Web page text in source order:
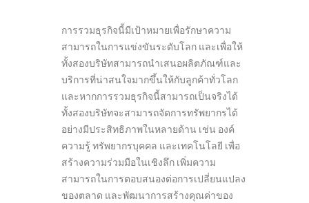
การรวมธุรกิจนี้มีเป้าหมายเพื่อรักษาความ
สามารถในการแข่งขันระดับโลก และเพื่อให้
ทั้งสองบริษัทสามารถนำเสนอผลิตภัณฑ์และ
บริการที่น่าสนใจมากขึ้นให้กับลูกค้าทั่วโลก
และหากการรวมธุรกิจนี้สามารถเป็นจริงได้
ทั้งสองบริษัทจะสามารถจัดการทรัพยากรได้
อย่างมีประสิทธิภาพในหลายด้าน เช่น องค์
ความรู้ ทรัพยากรบุคคล และเทคโนโลยี เพื่อ
สร้างความร่วมมือในเชิงลึก เพิ่มความ
สามารถในการตอบสนองต่อการเปลี่ยนแปลง
ของตลาด และพัฒนาการสร้างคุณค่าของ